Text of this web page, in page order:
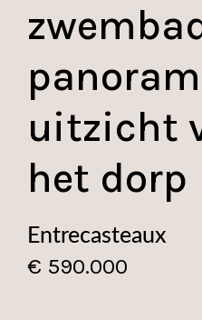
uitzicht
het dorp
Entrecasteaux
€ 590.000